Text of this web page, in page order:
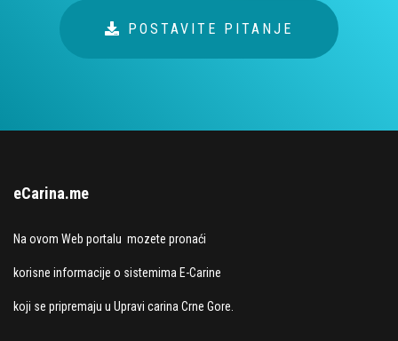
POSTAVITE PITANJE
eCarina.me
Na ovom Web portalu mozete pronaći
korisne informacije o sistemima E-Carine
koji se pripremaju u Upravi carina Crne Gore.